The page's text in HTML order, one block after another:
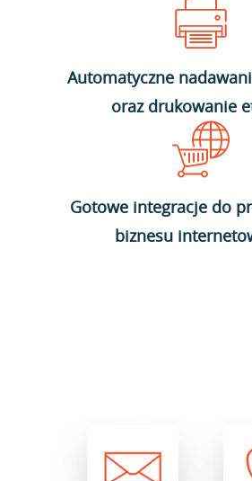
Automatyczne
oraz drukowanie
Gotowe integracje do
biznesu